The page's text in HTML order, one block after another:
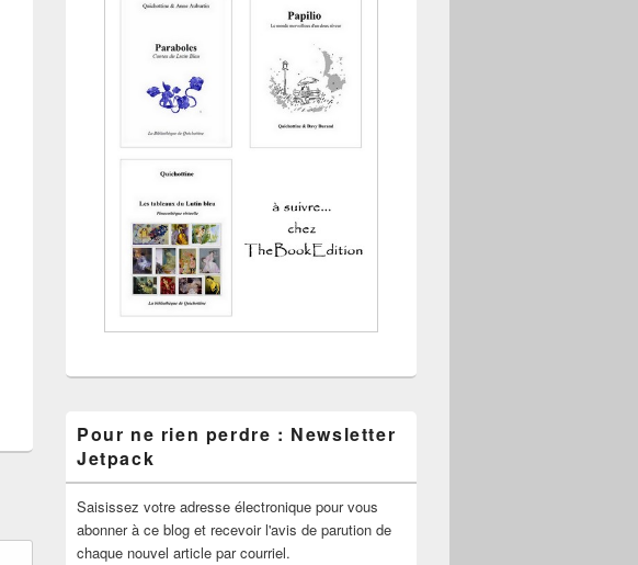
Pour ne rien perdre : Newsletter
Jetpack
Saisissez votre adresse électronique pour vous
abonner à ce blog et recevoir l'avis de parution de
chaque nouvel article par courriel.